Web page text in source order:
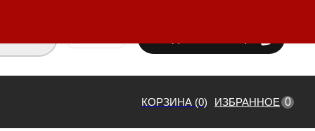
КОРЗИНА (0) ИЗБРАННОЕ 0